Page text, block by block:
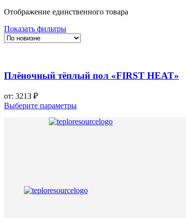
Отображение единственного товара
Показать фильтры
Плёночный тёплый пол «FIRST HEAT»
от: 3213 ₽
Выберите параметры